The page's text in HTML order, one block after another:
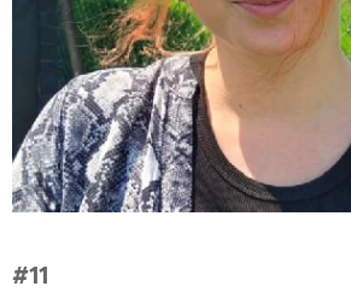
#11